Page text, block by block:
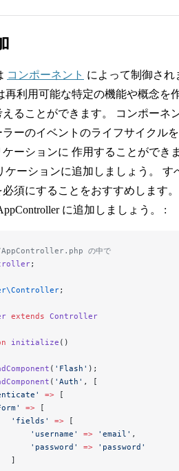
コンポーネント によって制御され
再利用可能な特定の機能や概念を
ることができます。 コンポーネ
ラーのイベントのライフサイクル
ーションに 作用することができ
ケーションに追加しましょう。 す
須にすることをおすすめします
に追加しましょう。 :
の中で
;
;
extends Controller
initialize ()
( 'Flash' );
( 'Auth' , [
=> [
=> [
'fields'
=> [
'username'
=> 'email' ,
'password'
=> 'password'
]